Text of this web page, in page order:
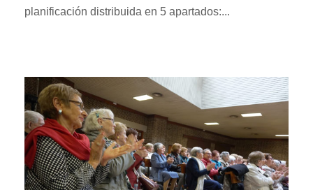
planificación distribuida en 5 apartados:...